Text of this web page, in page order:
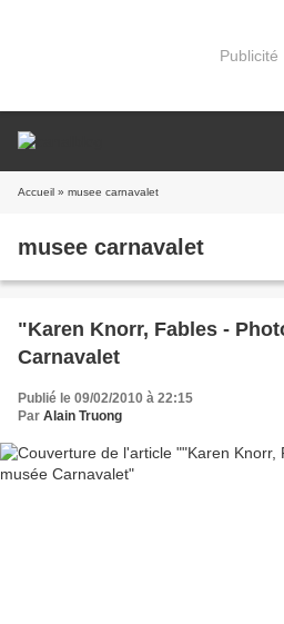
Publicité
Accueil » musee carnavalet
musee carnavalet
"Karen Knorr, Fables -
Carnavalet
Publié le 09/02/2010 à 22:15
Par Alain Truong